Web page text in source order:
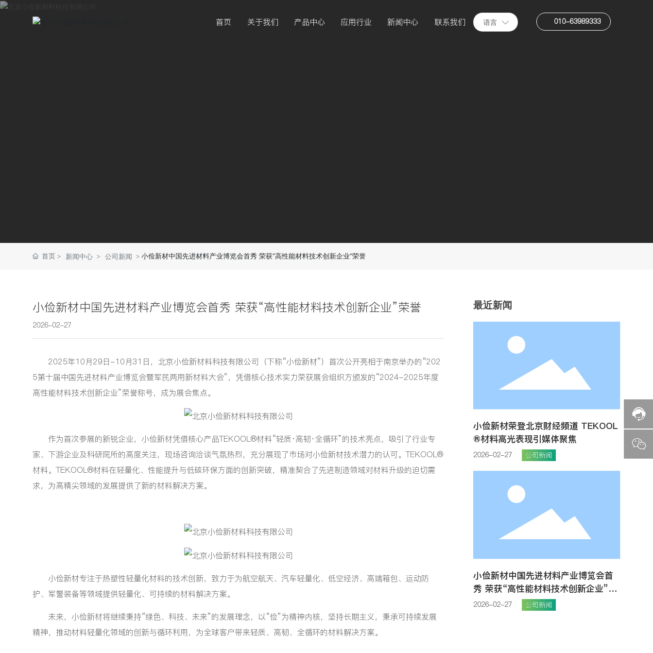
首页 关于我们 产品中心 应用行业 新闻中心 联系我们 语言 010-63989333
首页 新闻中心 公司新闻 小俭新材中国先进材料产业博览会首秀 荣获“高性能材料技术创新企业”荣誉
小俭新材中国先进材料产业博览会首秀 荣获“高性能材料技术创新企业”荣誉
2026-02-27
2025年10月29日-10月31日，北京小俭新材料科技有限公司（下称“小俭新材”）首次公开亮相于南京举办的“202
5第十届中国先进材料产业博览会暨军民两用新材料大会”，凭借核心技术实力荣获展会组织方颁发的“2024-2025年度
高性能材料技术创新企业”荣誉称号，成为展会焦点。
作为首次参展的新锐企业，小俭新材凭借核心产品TEKOOL®材料“轻质·高韧·全循环”的技术亮点，吸引了行业专
家、下游企业及科研院所的高度关注，现场咨询洽谈气氛热烈，充分展现了市场对小俭新材技术潜力的认可。TEKOOL®
材料。TEKOOL®材料在轻量化、性能提升与低碳环保方面的创新突破，精准契合了先进制造领域对材料升级的迫切需
求，为高精尖领域的发展提供了新的材料解决方案。
小俭新材专注于热塑性轻量化材料的技术创新，致力于为航空航天、汽车轻量化、低空经济、高端箱包、运动防
护、军警装备等领域提供轻量化、可持续的材料解决方案。
未来，小俭新材将继续秉持“绿色、科技、未来”的发展理念，以“俭”为精神内核，坚持长期主义，秉承可持续发展
精神，推动材料轻量化领域的创新与循环利用，为全球客户带来轻质、高韧、全循环的材料解决方案。
最近新闻
小俭新材荣登北京财经频道 TEKOOL
®材料高光表现引媒体聚焦
2026-02-27 公司新闻
小俭新材中国先进材料产业博览会首
秀 荣获“高性能材料技术创新企业”荣
誉
2026-02-27 公司新闻